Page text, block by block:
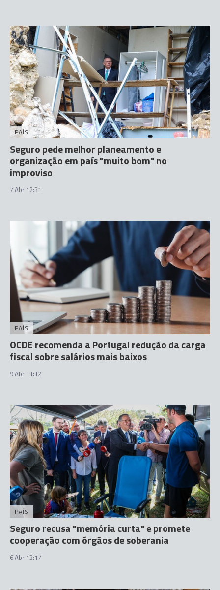
PAÍS
Seguro pede melhor planeamento e
organização em país "muito bom" no
improviso
7 Abr 12:31
PAÍS
OCDE recomenda a Portugal redução da carga
fiscal sobre salários mais baixos
9 Abr 11:12
PAÍS
Seguro recusa "memória curta" e promete
cooperação com órgãos de soberania
6 Abr 13:17